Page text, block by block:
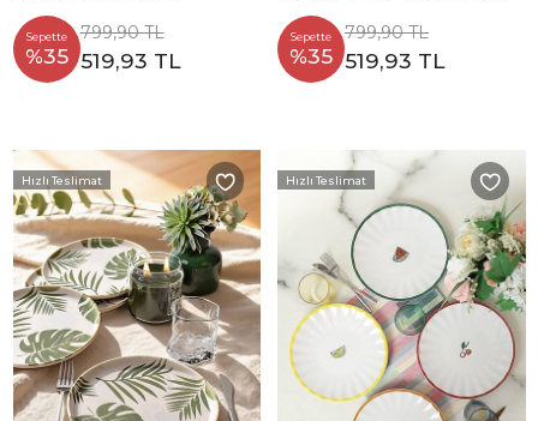
Sepette
%35
799,90 TL
519,93 TL
Sepette
%35
799,90 TL
519,93 TL
Hızlı Teslimat Hızlı Teslimat